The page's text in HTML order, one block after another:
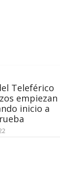
Teleférico
empiezan
inicio a